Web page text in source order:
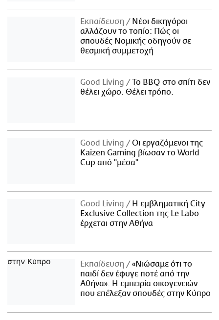
Εκπαίδευση
Νέοι δικηγόροι
αλλάζουν το τοπίο: Πώς οι
σπουδές Νομικής οδηγούν σε
θεσμική συμμετοχή
Good Living
Το BBQ στο σπίτι δεν
θέλει χώρο. Θέλει τρόπο.
Good Living
Οι εργαζόμενοι της
Kaizen Gaming βίωσαν το World
Cup από "μέσα"
Good Living
Η εμβληματική City
Exclusive Collection της Le Labo
έρχεται στην Αθήνα
Εκπαίδευση
«Νιώσαμε ότι το
παιδί δεν έφυγε ποτέ από την
Αθήνα»: Η εμπειρία οικογενειών
που επέλεξαν σπουδές στην Κύπρο